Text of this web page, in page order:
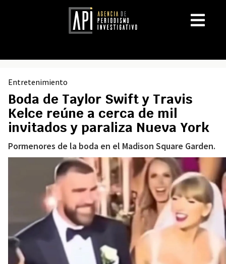
Entretenimiento
Boda de Taylor Swift y Travis
Kelce reúne a cerca de mil
invitados y paraliza Nueva York
Pormenores de la boda en el Madison Square Garden.